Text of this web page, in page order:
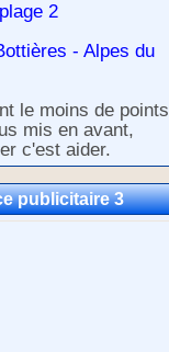
2
- Alpes du
le moins de points
mis en avant,
c'est aider.
publicitaire 3